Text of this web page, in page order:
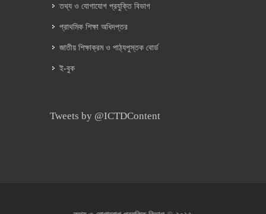
তথ্য ও যোগাযোগ প্রযুক্তি বিভাগ
প্রাথমিক শিক্ষা অধিদপ্তর
জাতীয় শিক্ষাক্রম ও পাঠ্যপুস্তক বোর্ড
ই-বুক
Tweets by @ICTDContent